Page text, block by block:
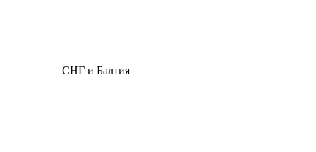
СНГ и Балтия